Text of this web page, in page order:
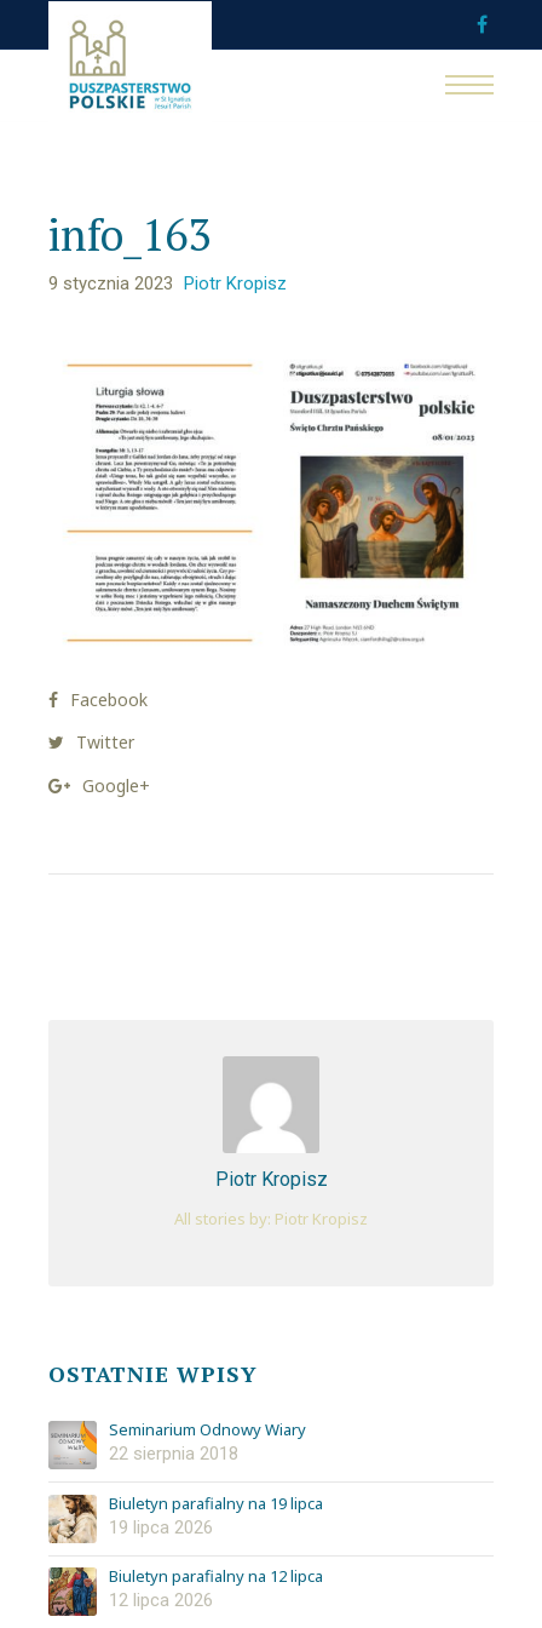
info_163
9 stycznia 2023 Piotr Kropisz
Facebook
Twitter
Google+
Piotr Kropisz
All stories by: Piotr Kropisz
OSTATNIE WPISY
Seminarium Odnowy Wiary
22 sierpnia 2018
Biuletyn parafialny na 19 lipca
19 lipca 2026
Biuletyn parafialny na 12 lipca
12 lipca 2026